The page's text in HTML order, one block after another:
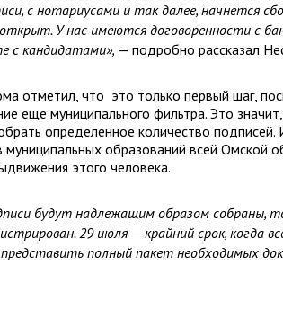
с нотариусами и так далее, начнется
У нас имеются договоренности с
с кандидатами», — подробно рассказал
отметил, что это только первый шаг,
еще муниципального фильтра. Это
определенное количество подписей.
муниципальных образований всей Омской
этого человека.
будут надлежащим образом собраны,
29 июля — крайний срок, когда
полный пакет необходимых